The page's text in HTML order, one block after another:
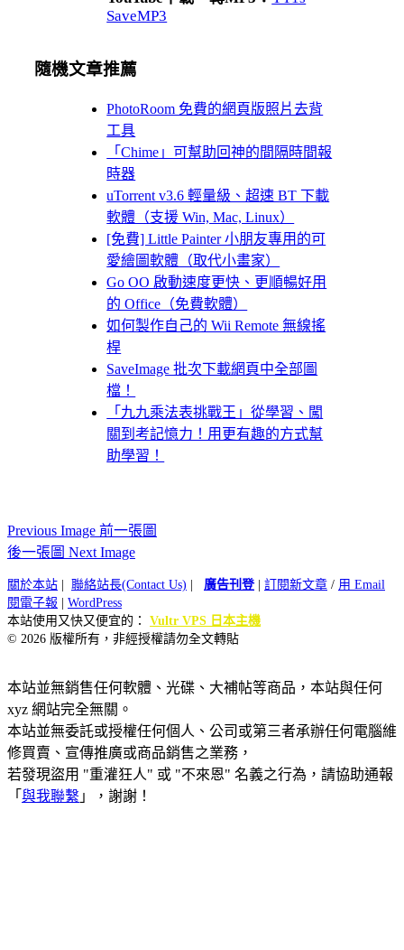
SaveMP3
隨機文章推薦
PhotoRoom 免費的網頁版照片去背
工具
「Chime」可幫助回神的間隔時間報
時器
uTorrent v3.6 輕量級、超速 BT 下載
軟體（支援 Win, Mac, Linux）
[免費] Little Painter 小朋友專用的可
愛繪圖軟體（取代小畫家）
Go OO 啟動速度更快、更順暢好用
的 Office（免費軟體）
如何製作自己的 Wii Remote 無線搖
桿
SaveImage 批次下載網頁中全部圖
檔！
「九九乘法表挑戰王」從學習、闖
關到考記憶力！用更有趣的方式幫
助學習！
Previous Image 前一張圖
後一張圖 Next Image
關於本站 聯絡站長(Contact Us) 廣告刊登| 訂閱新文章 / 用 Email
閱電子報
WordPress
本站使用又快又便宜的： Vultr VPS 日本主機
© 2026 版權所有，非經授權請勿全文轉貼
本站並無銷售任何軟體、光碟、大補帖等商品，本站與任何
xyz 網站完全無關。
本站並無委託或授權任何個人、公司或第三者承辦任何電腦維
修買賣、宣傳推廣或商品銷售之業務，
若發現盜用 "重灌狂人" 或 "不來恩" 名義之行為，請協助通報
「 與我聯繫 」，謝謝！